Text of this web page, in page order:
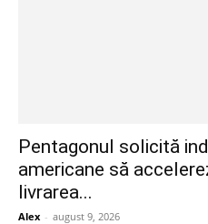
Pentagonul solicită
americane să
livrarea...
Alex - august 9, 2026